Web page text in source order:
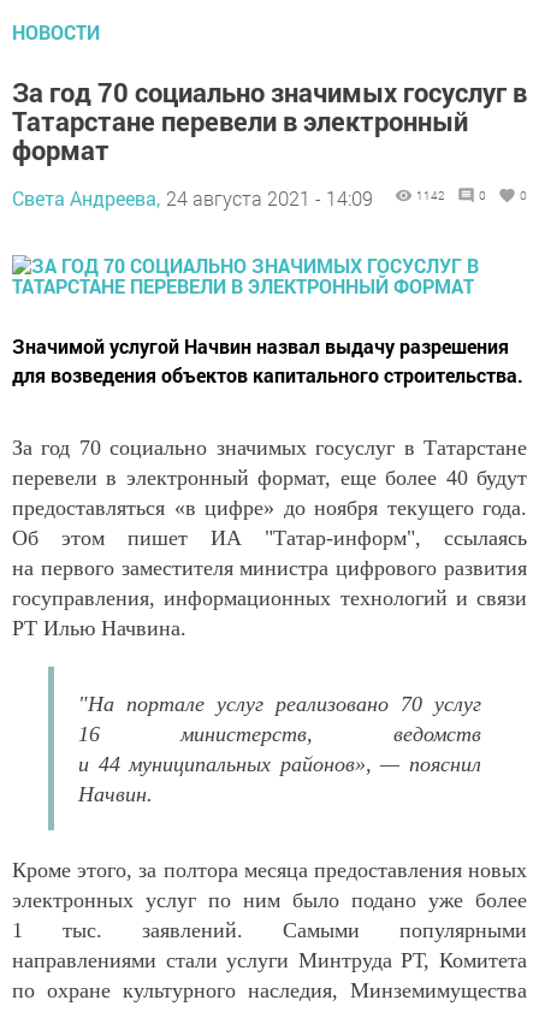
НОВОСТИ
За год 70 социально значимых госуслуг в
Татарстане перевели в электронный
формат
Света Андреева, 24 августа 2021 - 14:09 1142 0 0
Значимой услугой Начвин назвал выдачу разрешения
для возведения объектов капитального строительства.
За год 70 социально значимых госуслуг в Татарстане
перевели в электронный формат, еще более 40 будут
предоставляться «в цифре» до ноября текущего года.
Об этом пишет ИА "Татар-информ", ссылаясь
на первого заместителя министра цифрового развития
госуправления, информационных технологий и связи
РТ Илью Начвина.
"На портале услуг реализовано 70 услуг
16 министерств, ведомств
и 44 муниципальных районов», — пояснил
Начвин.
Кроме этого, за полтора месяца предоставления новых
электронных услуг по ним было подано уже более
1 тыс. заявлений. Самыми популярными
направлениями стали услуги Минтруда РТ, Комитета
по охране культурного наследия, Минземимущества